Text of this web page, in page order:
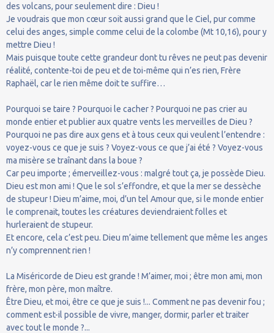
des volcans, pour seulement dire : Dieu !
Je voudrais que mon cœur soit aussi grand que le Ciel, pur comme
celui des anges, simple comme celui de la colombe (Mt 10,16), pour y
mettre Dieu !
Mais puisque toute cette grandeur dont tu rêves ne peut pas devenir
réalité, contente-toi de peu et de toi-même qui n’es rien, Frère
Raphaël, car le rien même doit te suffire…
Pourquoi se taire ? Pourquoi le cacher ? Pourquoi ne pas crier au
monde entier et publier aux quatre vents les merveilles de Dieu ?
Pourquoi ne pas dire aux gens et à tous ceux qui veulent l’entendre :
voyez-vous ce que je suis ? Voyez-vous ce que j’ai été ? Voyez-vous
ma misère se traînant dans la boue ?
Car peu importe ; émerveillez-vous : malgré tout ça, je possède Dieu.
Dieu est mon ami ! Que le sol s’effondre, et que la mer se dessèche
de stupeur ! Dieu m’aime, moi, d’un tel Amour que, si le monde entier
le comprenait, toutes les créatures deviendraient folles et
hurleraient de stupeur.
Et encore, cela c’est peu. Dieu m’aime tellement que même les anges
n’y comprennent rien !
La Miséricorde de Dieu est grande ! M’aimer, moi ; être mon ami, mon
frère, mon père, mon maître.
Être Dieu, et moi, être ce que je suis !... Comment ne pas devenir fou ;
comment est-il possible de vivre, manger, dormir, parler et traiter
avec tout le monde ?...